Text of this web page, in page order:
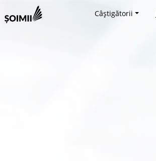
Câștigătorii